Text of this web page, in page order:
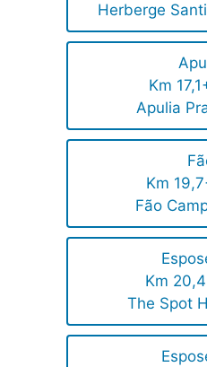
Herberge
Km
Apulia
Km
Fão
Km
The Spot